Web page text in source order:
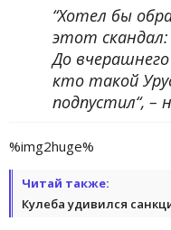
“Хотел бы
этот скандал:
До
кто такой
подпустил“, –
%img2huge%
Читай также:
Кулеба удивился